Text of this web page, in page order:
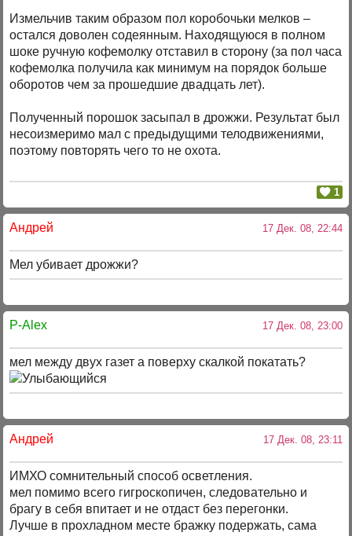
Измельчив таким образом пол коробочьки мелков –
остался доволен содеянным. Находящуюся в полном
шоке ручную кофемолку отставил в сторону (за пол часа
кофемолка получила как минимум на порядок больше
оборотов чем за прошедшие двадцать лет).
Полученный порошок засыпал в дрожжи. Результат был
несоизмеримо мал с предыдущими телодвижениями,
поэтому повторять чего то не охота.
1
Андрей 17 Дек. 08, 22:44
Мел убивает дрожжи?
P-Alex 17 Дек. 08, 23:00
мел между двух газет а поверху скалкой покатать?
Андрей 17 Дек. 08, 23:11
ИМХО сомнительный способ осветления.
мел помимо всего гигроскопичен, следовательно и
брагу в себя впитает и не отдаст без перегонки.
Лучше в прохладном месте бражку подержать, сама